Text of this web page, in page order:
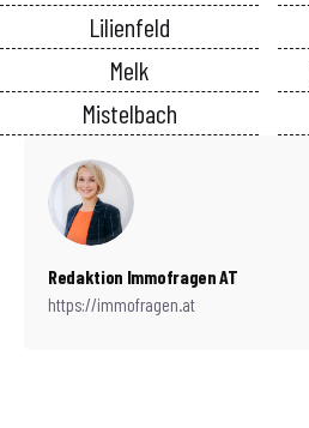
Lilienfeld
Melk
Mistelbach
Redaktion Immofragen AT
https://immofragen.at